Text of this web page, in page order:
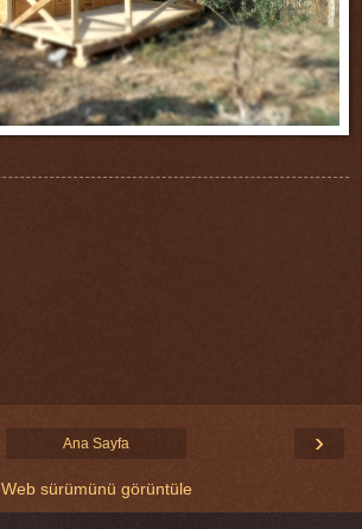
›
Ana Sayfa
Web sürümünü görüntüle